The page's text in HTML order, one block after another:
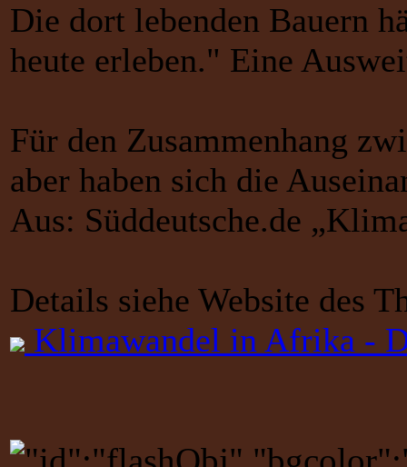
Die dort lebenden Bauern
heute erleben." Eine
Für den Zusammenhang
aber haben sich die
Aus: Süddeutsche.de
Details siehe Website des
Klimawandel in Afrika -